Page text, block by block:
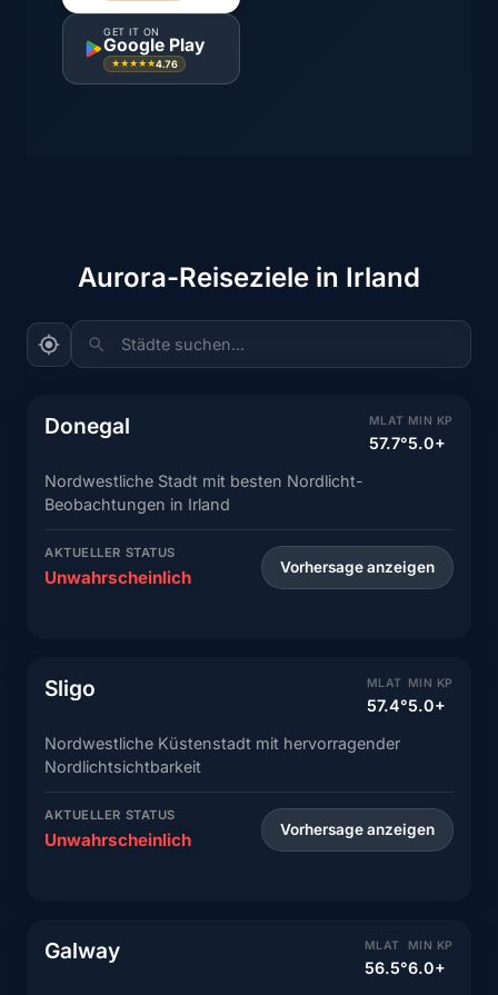
GET IT ON
Google Play
★★★★★4.76
Aurora-Reiseziele in Irland
Städte suchen...
Donegal MLAT
57.7°
MIN KP
5.0+
Nordwestliche Stadt mit besten Nordlicht-
Beobachtungen in Irland
AKTUELLER STATUS
Unwahrscheinlich Vorhersage anzeigen
Sligo MLAT
57.4°
MIN KP
5.0+
Nordwestliche Küstenstadt mit hervorragender
Nordlichtsichtbarkeit
AKTUELLER STATUS
Unwahrscheinlich Vorhersage anzeigen
Galway MLAT
56.5°
MIN KP
6.0+